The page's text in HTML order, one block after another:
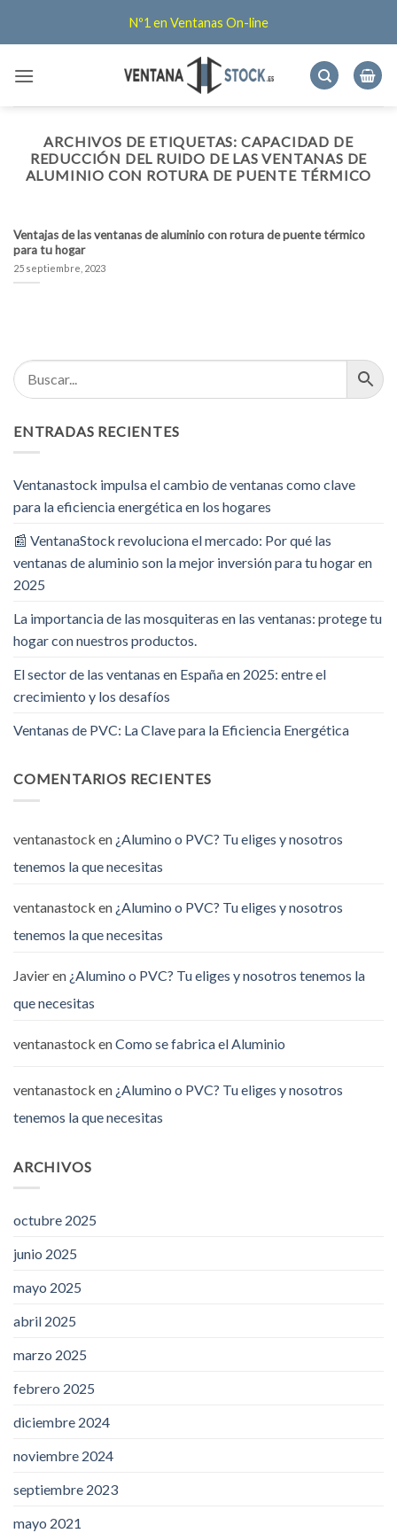
Nº1 en Ventanas On-line
ARCHIVOS DE ETIQUETAS: CAPACIDAD DE
REDUCCIÓN DEL RUIDO DE LAS VENTANAS DE
ALUMINIO CON ROTURA DE PUENTE TÉRMICO
Ventajas de las ventanas de aluminio con rotura de puente térmico
para tu hogar
25 septiembre, 2023
ENTRADAS RECIENTES
Ventanastock impulsa el cambio de ventanas como clave
para la eficiencia energética en los hogares
📰 VentanaStock revoluciona el mercado: Por qué las
ventanas de aluminio son la mejor inversión para tu hogar en
2025
La importancia de las mosquiteras en las ventanas: protege tu
hogar con nuestros productos.
El sector de las ventanas en España en 2025: entre el
crecimiento y los desafíos
Ventanas de PVC: La Clave para la Eficiencia Energética
COMENTARIOS RECIENTES
ventanastock en ¿Alumino o PVC? Tu eliges y nosotros
tenemos la que necesitas
ventanastock en ¿Alumino o PVC? Tu eliges y nosotros
tenemos la que necesitas
Javieren ¿Alumino o PVC? Tu eliges y nosotros tenemos la
que necesitas
ventanastock enComo se fabrica el Aluminio
ventanastock en ¿Alumino o PVC? Tu eliges y nosotros
tenemos la que necesitas
ARCHIVOS
octubre 2025
junio 2025
mayo 2025
abril 2025
marzo 2025
febrero 2025
diciembre 2024
noviembre 2024
septiembre 2023
mayo 2021